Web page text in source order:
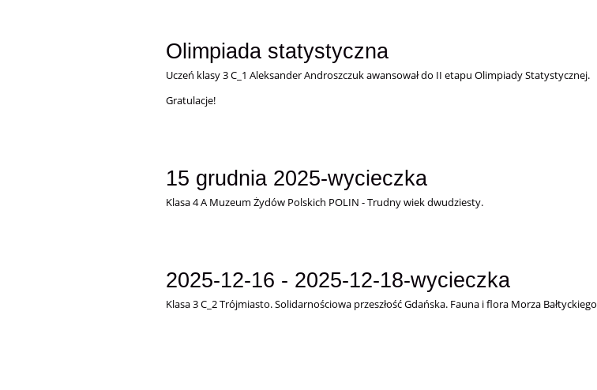
Olimpiada statystyczna
Uczeń klasy 3 C_1 Aleksander Androszczuk awansował do II etapu Olimpiady Statystycznej.
Gratulacje!
15 grudnia 2025-wycieczka
Klasa 4 A Muzeum Żydów Polskich POLIN - Trudny wiek dwudziesty.
2025-12-16 - 2025-12-18-wycieczka
Klasa 3 C_2Trójmiasto. Solidarnościowa przeszłość Gdańska. Fauna i flora Morza Bałtyckiego